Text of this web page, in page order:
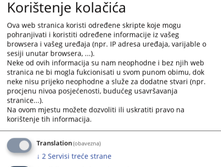
se dostavlja Okružnom sudu u Banja Luci koji je tog
trenutka nadležan za taj predmet.
1623 VIEWS
Korištenje kolačića
Ova web stranica koristi određene skripte koje mogu
pohranjivati i koristiti određene informacije iz vašeg
browsera i vašeg uređaja (npr. IP adresa uređaja, varijable o
sesiji unutar browsera, ...).
Neke od ovih informacija su nam neophodne i bez njih web
stranica ne bi mogla fukcionisati u svom punom obimu, dok
neke nisu prijeko neophodne a služe za dodatne stvari (npr.
procjenu nivoa posjećenosti, budućeg usavršavanja
stranice...).
Na ovom mjestu možete dozvoliti ili uskratiti pravo na
korištenje tih informacija.
Translation(obavezna)
↓ 2 Servisi treće strane